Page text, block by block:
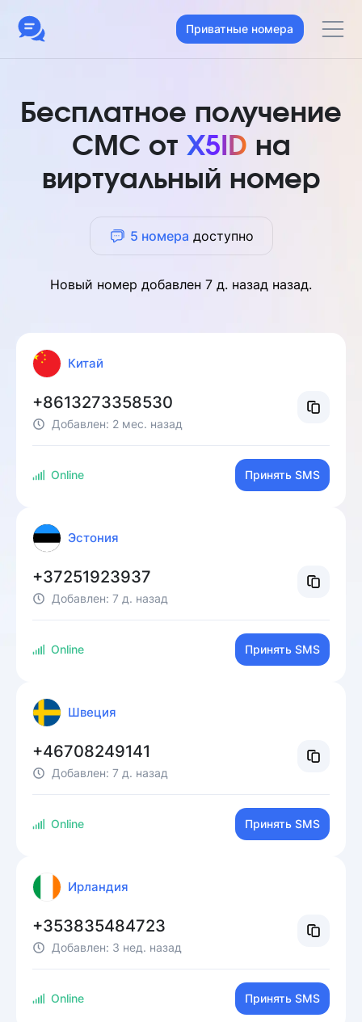
Приватные номера
Бесплатное получение
СМС от X5ID на
виртуальный номер
5 номера доступно
Новый номер добавлен 7 д. назад назад.
Китай
+8613273358530
Добавлен: 2 мес. назад
Online Принять SMS
Эстония
+37251923937
Добавлен: 7 д. назад
Online Принять SMS
Швеция
+46708249141
Добавлен: 7 д. назад
Online Принять SMS
Ирландия
+353835484723
Добавлен: 3 нед. назад
Online Принять SMS